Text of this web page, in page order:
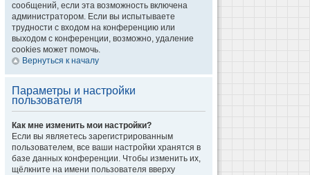
сообщений, если эта возможность включена
администратором. Если вы испытываете
трудности с входом на конференцию или
выходом с конференции, возможно, удаление
cookies может помочь.
Вернуться к началу
Параметры и настройки
пользователя
Как мне изменить мои настройки?
Если вы являетесь зарегистрированным
пользователем, все ваши настройки хранятся в
базе данных конференции. Чтобы изменить их,
щёлкните на имени пользователя вверху